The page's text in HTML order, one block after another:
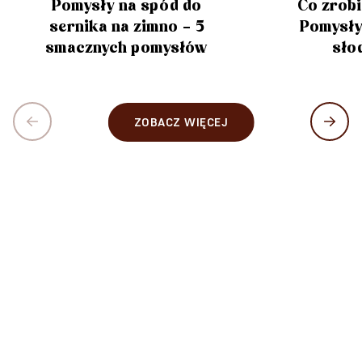
Pomysły na spód do
sernika na zimno – 5
smacznych pomysłów
Co
ZOBACZ WIĘCEJ